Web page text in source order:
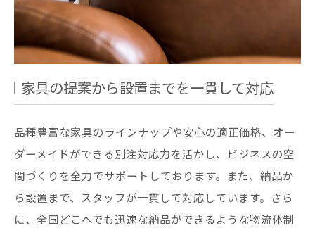
家具の提案から設置までを一貫して対応
品種豊富な家具のラインナップや安心の適正価格、オー
ダーメイドができる別注対応力を活かし、ビジネスの空
間づくりを全力でサポートしております。また、納品か
ら設置まで、スタッフが一貫して対応しています。さら
に、全国どこへでも迅速な納品ができるような物流体制